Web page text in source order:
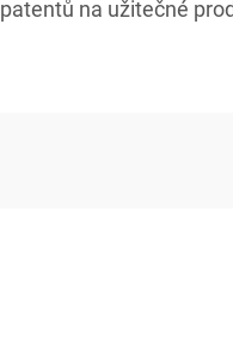
patentů na užitečné